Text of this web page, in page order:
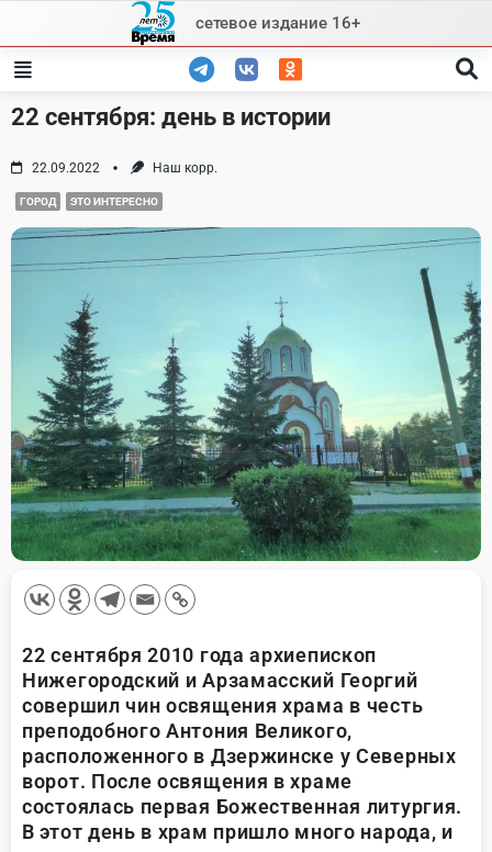
content
сетевое издание 16+
22 сентября: день в истории
22.09.2022 Наш корр.
ГОРОД ЭТО ИНТЕРЕСНО
22 сентября 2010 года архиепископ
Нижегородский и Арзамасский Георгий
совершил чин освящения храма в честь
преподобного Антония Великого,
расположенного в Дзержинске у Северных
ворот. После освящения в храме
состоялась первая Божественная литургия.
В этот день в храм пришло много народа, и